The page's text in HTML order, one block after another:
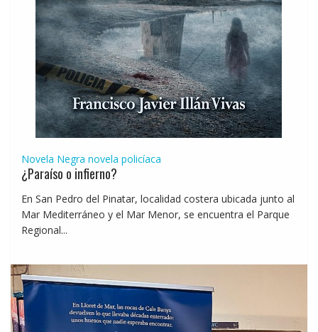
Novela Negra novela policíaca
¿Paraíso o infierno?
En San Pedro del Pinatar, localidad costera ubicada junto al
Mar Mediterráneo y el Mar Menor, se encuentra el Parque
Regional...